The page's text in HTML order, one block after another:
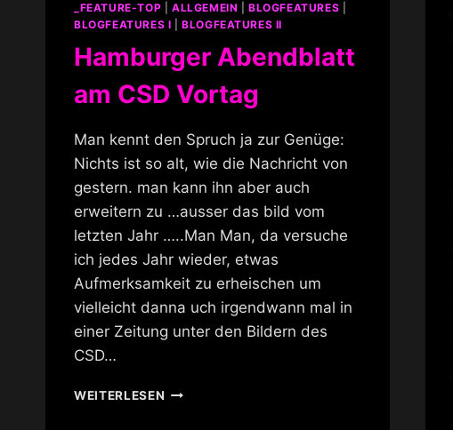
_FEATURE-TOP
ALLGEMEIN |BLOGFEATURES
BLOGFEATURES I |BLOGFEATURES II
Hamburger Abendblatt
am CSD Vortag
Man kennt den Spruch ja zur Genüge:
Nichts ist so alt, wie die Nachricht von
gestern. man kann ihn aber auch
erweitern zu …ausser das bild vom
letzten Jahr …..Man Man, da versuche
ich jedes Jahr wieder, etwas
Aufmerksamkeit zu erheischen um
vielleicht danna uch irgendwann mal in
einer Zeitung unter den Bildern des
CSD…
WEITERLESENHAMBURGER